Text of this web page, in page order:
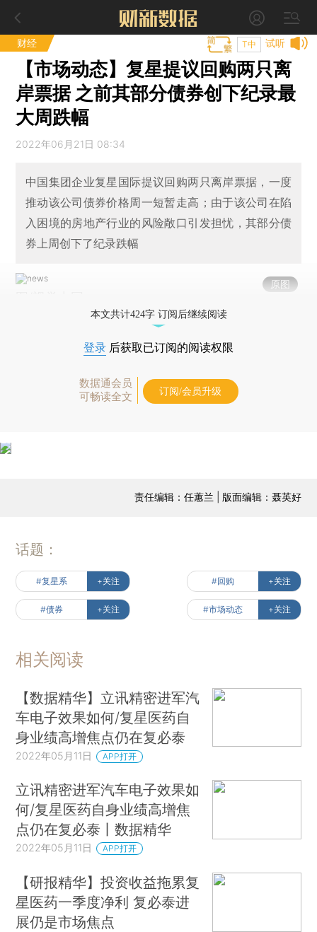
财经 试听
T中
【市场动态】复星提议回购两只离
岸票据 之前其部分债券创下纪录最
大周跌幅
2022年06月21日 08:34
中国集团企业复星国际提议回购两只离岸票据，一度
推动该公司债券价格周一短暂走高；由于该公司在陷
入困境的房地产行业的风险敞口引发担忧，其部分债
券上周创下了纪录跌幅
原图
本文共计424字 订阅后继续阅读
登录 后获取已订阅的阅读权限
数据通会员
可畅读全文
订阅/会员升级
责任编辑：任蕙兰 | 版面编辑：聂英好
话题：
#复星系 +关注 #回购 +关注
#债券 +关注 #市场动态 +关注
相关阅读
【数据精华】立讯精密进军汽
车电子效果如何/复星医药自
身业绩高增焦点仍在复必泰
2022年05月11日 APP打开
立讯精密进军汽车电子效果如
何/复星医药自身业绩高增焦
点仍在复必泰丨数据精华
2022年05月11日 APP打开
【研报精华】投资收益拖累复
星医药一季度净利 复必泰进
展仍是市场焦点